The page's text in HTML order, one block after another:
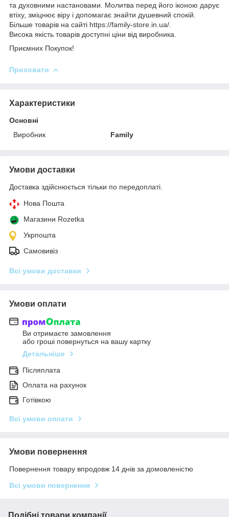
та духовними настановами. Молитва перед його іконою дарує
втіху, зміцнює віру і допомагає знайти душевний спокій.
Більше товарів на сайті https://family-store.in.ua/.
Висока якість товарів доступні ціни від виробника.
Приємних Покупок!
Приховати
Характеристики
Основні
Виробник
Family
Умови доставки
Доставка здійснюється тільки по передоплаті.
Нова Пошта
Магазини Rozetka
Укрпошта
Самовивіз
Всі умови доставки
Умови оплати
Ви отримаєте замовлення
або гроші повернуться на вашу картку
Детальніше
Післяплата
Оплата на рахунок
Готівкою
Всі умови оплати
Умови повернення
Повернення товару впродовж 14 днів за домовленістю
Всі умови повернення